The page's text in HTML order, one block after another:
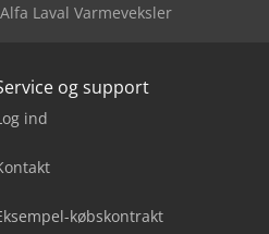
Alfa Laval Varmeveksler
og support
ind
købskontrakt